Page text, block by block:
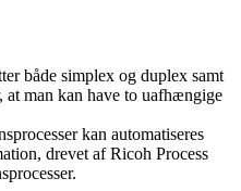
både simplex og duplex samt
at man kan have to uafhængige
kan automatiseres
drevet af Ricoh Process